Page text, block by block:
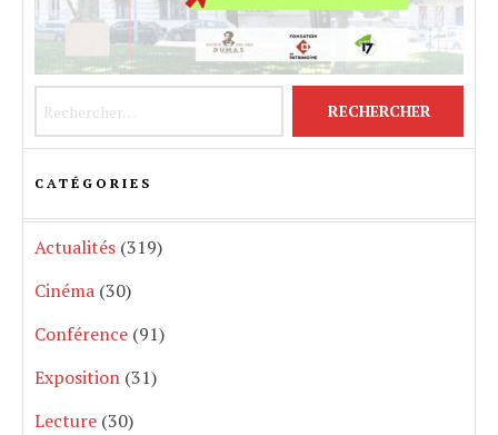
CATÉGORIES
Actualités (319)
Cinéma (30)
Conférence (91)
Exposition (31)
Lecture (30)